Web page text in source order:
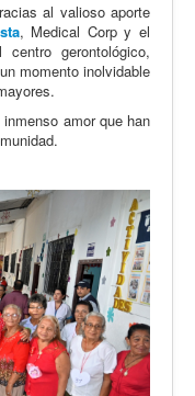
al valioso aporte
, Medical Corp y el
gerontológico,
momento inolvidable
amor que han